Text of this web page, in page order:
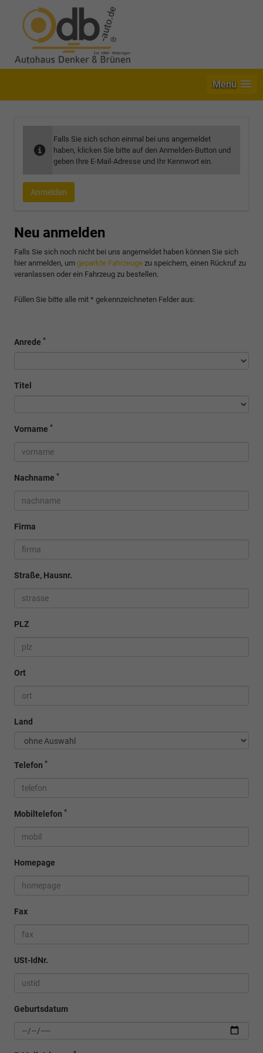
Menü
Falls Sie sich schon einmal bei uns angemeldet
haben, klicken Sie bitte auf den Anmelden-Button und
geben Ihre E-Mail-Adresse und Ihr Kennwort ein.
Anmelden
Neu anmelden
Falls Sie sich noch nicht bei uns angemeldet haben können Sie sich
hier anmelden, um geparkte Fahrzeuge zu speichern, einen Rückruf zu
veranlassen oder ein Fahrzeug zu bestellen.
Füllen Sie bitte alle mit * gekennzeichneten Felder aus:
Anrede *
Titel
Vorname *
Nachname *
Firma
Straße, Hausnr.
PLZ
Ort
Land
Telefon *
Mobiltelefon *
Homepage
Fax
USt-IdNr.
Geburtsdatum